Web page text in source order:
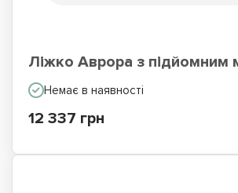
Ліжко Аврора з підйомним
Немає в наявності
12 337 грн